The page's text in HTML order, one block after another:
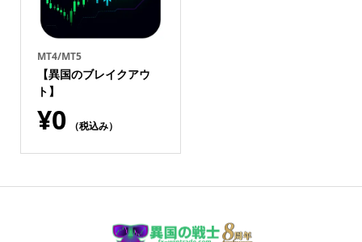
MT4/MT5
【異国のブレイクアウ
ト】
¥0 （税込み）